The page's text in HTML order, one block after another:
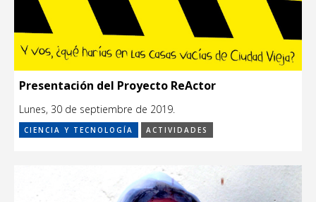
Presentación del Proyecto ReActor
Lunes, 30 de septiembre de 2019.
CIENCIA Y TECNOLOGÍA ACTIVIDADES